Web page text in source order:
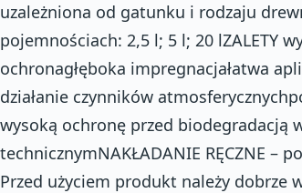
uzależniona od gatunku i rodzaju
pojemnościach: 2,5 l; 5 l; 20 lZALETY
ochronagłęboka impregnacjałatwa
działanie czynników
wysoką ochronę przed biodegradacją
technicznymNAKŁADANIE RĘCZNE –
Przed użyciem produkt należy dobrze